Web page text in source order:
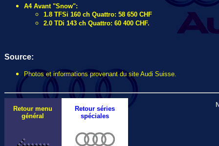
A4 Avant "Snow":
1.8 TFSi 160 ch Quattro: 58 650 CHF
2.0 TDi 143 ch Quattro: 60 400 CHF.
Source:
Photos et informations provenant du site Audi Suisse.
Retour menu
général
Retour séries
spéciales